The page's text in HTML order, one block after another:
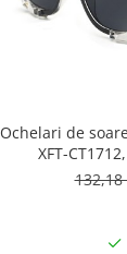
Ochelari de
XFT-